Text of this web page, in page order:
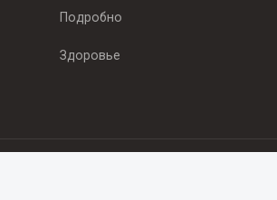
Подробно
Здоровье